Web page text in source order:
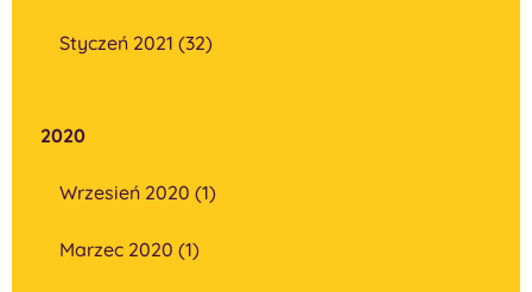
Styczeń 2021 (32)
2020
Wrzesień 2020 (1)
Marzec 2020 (1)